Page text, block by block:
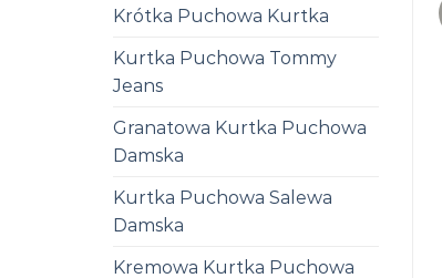
Krótka Puchowa Kurtka
Kurtka Puchowa Tommy
Jeans
Granatowa Kurtka Puchowa
Damska
Kurtka Puchowa Salewa
Damska
Kremowa Kurtka Puchowa